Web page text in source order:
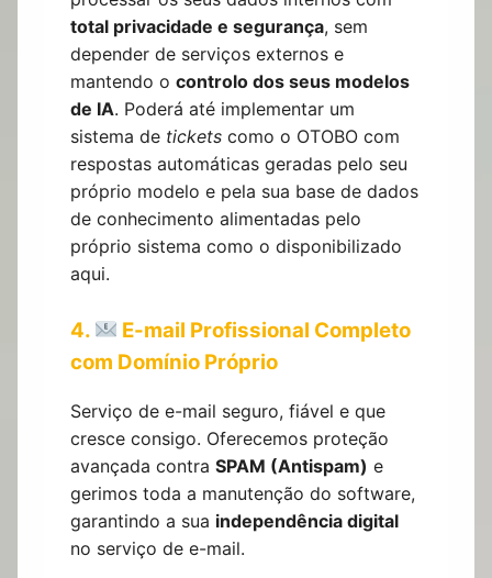
total privacidade e segurança, sem
depender de serviços externos e
mantendo o controlo dos seus modelos
de IA. Poderá até implementar um
sistema de tickets como o OTOBO com
respostas automáticas geradas pelo seu
próprio modelo e pela sua base de dados
de conhecimento alimentadas pelo
próprio sistema como o disponibilizado
aqui.
4.
E-mail Profissional Completo
com Domínio Próprio
Serviço de e-mail seguro, fiável e que
cresce consigo. Oferecemos proteção
avançada contra SPAM (Antispam) e
gerimos toda a manutenção do software,
garantindo a sua independência digital
no serviço de e-mail.